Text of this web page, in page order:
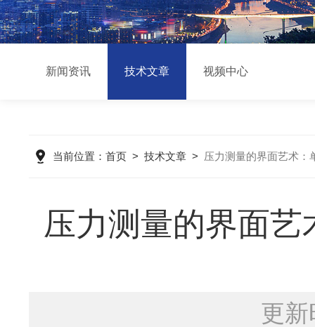
新闻资讯 技术文章 视频中心
当前位置： 首页> 技术文章> 压力测量的界面艺术：
压力测量的界面
更